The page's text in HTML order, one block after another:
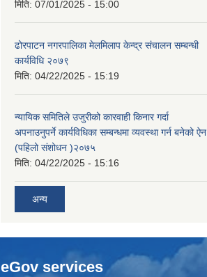
मिति: 07/01/2025 - 15:00
ढोरपाटन नगरपालिका मेलमिलाप केन्द्र संचालन सम्बन्धी
कार्यविधि २०७९
मिति: 04/22/2025 - 15:19
न्यायिक समितिले उजुरीको कारवाही किनार गर्दा
अपनाउनुपर्ने कार्यविधिका सम्बन्धमा व्यवस्था गर्न बनेको ऐन
(पहिलो संशोधन )२०७५
मिति: 04/22/2025 - 15:16
अन्य
eGov services